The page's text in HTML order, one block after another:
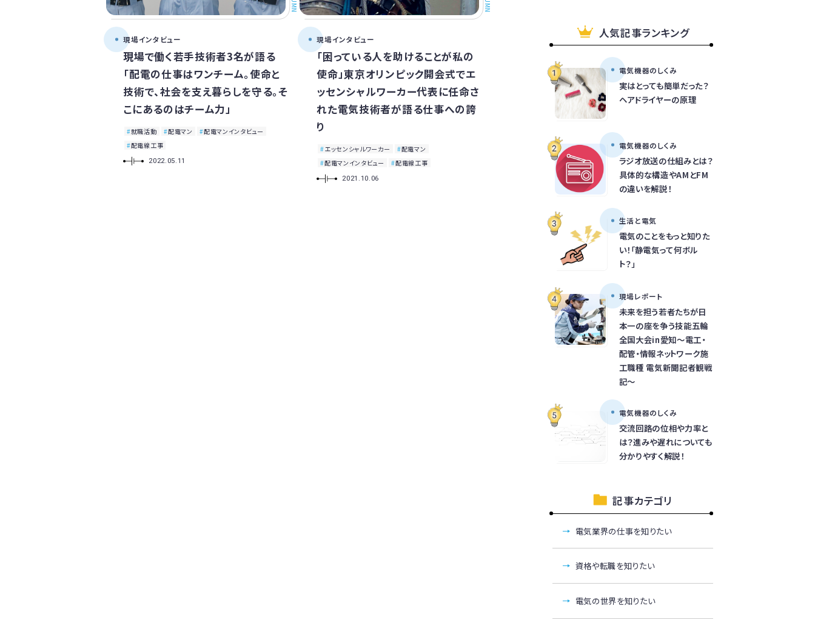
現場インタビュー
現場で働く若手技術者3名が語る
「配電の仕事はワンチーム。使命と
技術で、社会を支え暮らしを守る。そ
こにあるのはチーム力」
就職活動 配電マン
配電マンインタビュー
配電線工事
2022.05.11
現場インタビュー
「困っている人を助けることが私の
使命」東京オリンピック開会式でエ
ッセンシャルワーカー代表に任命さ
れた電気技術者が語る仕事への誇
り
エッセンシャルワーカー
配電マン
配電マンインタビュー
配電線工事
2021.10.06
人気記事ランキング
電気機器のしくみ
実はとっても簡単だった？
ヘアドライヤーの原理
電気機器のしくみ
ラジオ放送の仕組みとは？
具体的な構造やAMとFM
の違いを解説！
生活と電気
電気のことをもっと知りた
い！「静電気って何ボル
ト？」
現場レポート
未来を担う若者たちが日
本一の座を争う技能五輪
全国大会in愛知～電工・
配管・情報ネットワーク施
工職種 電気新聞記者観戦
記～
電気機器のしくみ
交流回路の位相や力率と
は？進みや遅れについても
分かりやすく解説！
記事カテゴリ
電気業界の仕事を知りたい
資格や転職を知りたい
電気の世界を知りたい